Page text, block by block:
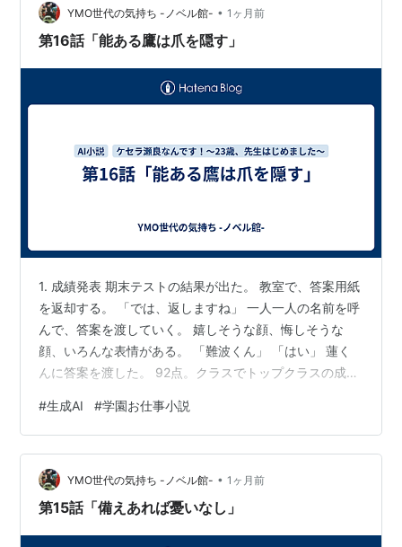
きますように、とか」 「お前、相手いるの？」 「いな
い！」 笑い声が響く。 私も、短冊を書こうとペンを持っ
YMO世代の気持ち -ノベル館- • 1ヶ月前
第16話「能ある鷹は爪を隠す」
1. 成績発表 期末テストの結果が出た。 教室で、答案用紙
を返却する。 「では、返しますね」 一人一人の名前を呼
んで、答案を渡していく。 嬉しそうな顔、悔しそうな
顔、いろんな表情がある。 「難波くん」 「はい」 蓮く
んに答案を渡した。 92点。クラスでトップクラスの成
くんが、少し照れた顔をした。 2. 蓮くんの成績 休み時
間、蓮くんの周りに生徒が集まってる。 「難波、すげえ
な」 「塾行ってないんでしょ？独学でこれ？」 「まじで
やばい」 蓮くんが、困った顔をしてる。 「いや、普通に
勉強しただけだよ」 「普通じゃないって」 「先生が分か
#生成AI #学園お仕事小説
YMO世代の気持ち -ノベル館- • 1ヶ月前
第15話「備えあれば憂いなし」